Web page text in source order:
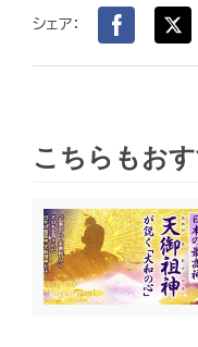
シェア：
こちらもお